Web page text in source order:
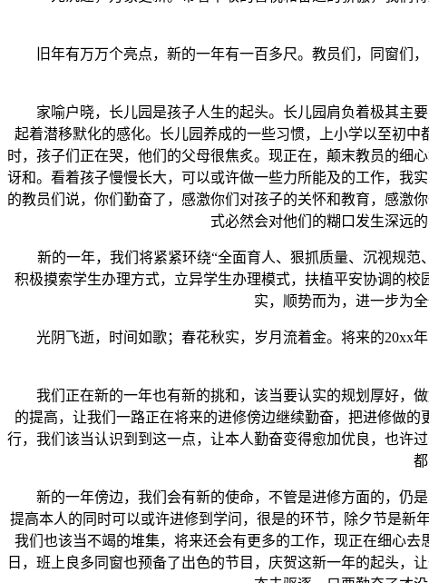
旧年有万万个亮点，新的一年有一百多尺。教员们，同窗们，
家喻户晓，长儿园是孩子人生的起头。长儿园肩负着极其主要
起着潜移默化的感化。长儿园养成的一些习惯，上小学以至初
时，孩子们正在哭，他们的父母很焦炙。现正在，颠末教员的细
讶和。看着孩子慢慢长大，可以或许做一些力所能及的工作，我
的教员们说，你们勤奋了，感激你们对孩子的关怀和教育，感激
式必然会对他们的糊口发生深远
新的一年，我们将紧紧环绕“全面育人、狠抓质量、沉视规范
积极摸索学生办理方式，立异学生办理模式，扶植平安协调的
实，顺势而为，进一步为
光阴飞逝，时间如歌；春花秋实，岁月流着金。将来的20xx年
我们正在新的一年也有新的挑和，该当要认实的规划厚好，做
的提高，让我们一路正在将来的进修傍边继续勤奋，把进修做
行，我们该当认识到到这一点，让本人勤奋变得愈加优良，也许
新的一年傍边，我们会有新的使命，不管是进修方面的，仍是
提高本人的同时可以或许进修到学问，很是的环节，除夕节是新
我们也该当不竭的堆集，将来还会有更多的工作，现正在细心
日，班上良多同窗也预备了出色的节目，庆贺这新一年的起头，